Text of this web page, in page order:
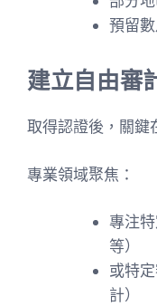
預留
建立自由審
取得認證後，關鍵
專業領域聚焦：
專注
等）
或特
計）